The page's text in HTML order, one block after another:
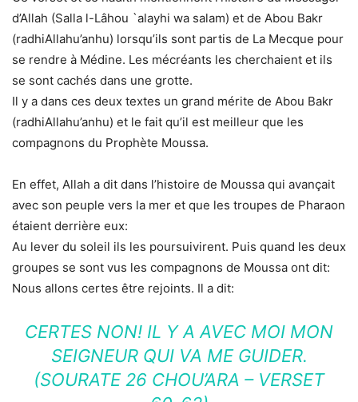
d’Allah (Salla l-Lâhou `alayhi wa salam) et de Abou Bakr
(radhiAllahu’anhu) lorsqu’ils sont partis de La Mecque pour
se rendre à Médine. Les mécréants les cherchaient et ils
se sont cachés dans une grotte.
Il y a dans ces deux textes un grand mérite de Abou Bakr
(radhiAllahu’anhu) et le fait qu’il est meilleur que les
compagnons du Prophète Moussa.
En effet, Allah a dit dans l’histoire de Moussa qui avançait
avec son peuple vers la mer et que les troupes de Pharaon
étaient derrière eux:
Au lever du soleil ils les poursuivirent. Puis quand les deux
groupes se sont vus les compagnons de Moussa ont dit:
Nous allons certes être rejoints. Il a dit:
CERTES NON! IL Y A AVEC MOI MON
SEIGNEUR QUI VA ME GUIDER.
(SOURATE 26 CHOU’ARA – VERSET